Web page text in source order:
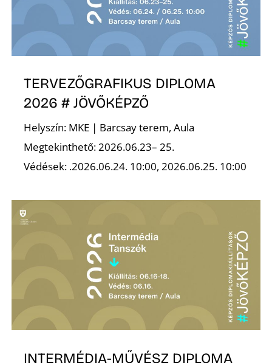
TERVEZŐGRAFIKUS DIPLOMA
2026 # JÖVŐKÉPZŐ
Helyszín: MKE | Barcsay terem, Aula
Megtekinthető: 2026.06.23– 25.
Védések: .2026.06.24. 10:00, 2026.06.25. 10:00
INTERMÉDIA-MŰVÉSZ DIPLOMA